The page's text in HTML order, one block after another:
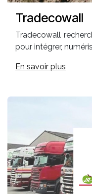
Tradecowall
Tradecowall
pour intégrer,
En savoir plus